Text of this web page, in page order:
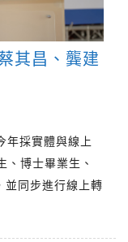
其昌、龔建
年採實體與線上
、博士畢業生、
並同步進行線上轉